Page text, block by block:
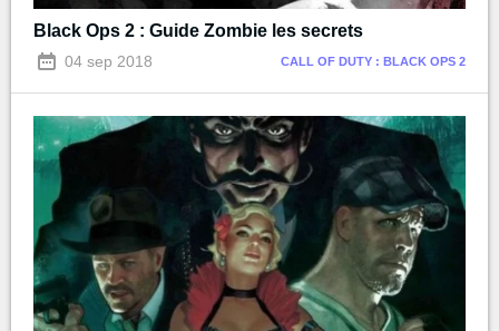
Black Ops 2 : Guide Zombie les secrets
04 sep 2018 CALL OF DUTY : BLACK OPS 2